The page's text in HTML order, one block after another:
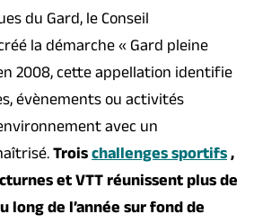
du Gard, le Conseil
la démarche « Gard pleine
2008, cette appellation identifie
évènements ou activités
avec un
Troischallenges sportifs,
et VTT réunissent plus de
long de l’année sur fond de